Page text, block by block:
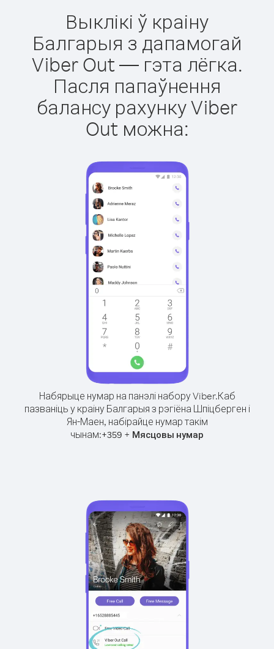
Выклікі ў краіну
Балгарыя з дапамогай
Viber Out — гэта лёгка.
Пасля папаўнення
балансу рахунку Viber
Out можна:
Набярыце нумар на панэлі набору Viber.Каб
пазваніць у краіну Балгарыя з рэгіёна Шпіцберген і
Ян-Маен, набірайце нумар такім
чынам:+359 + Мясцовы нумар